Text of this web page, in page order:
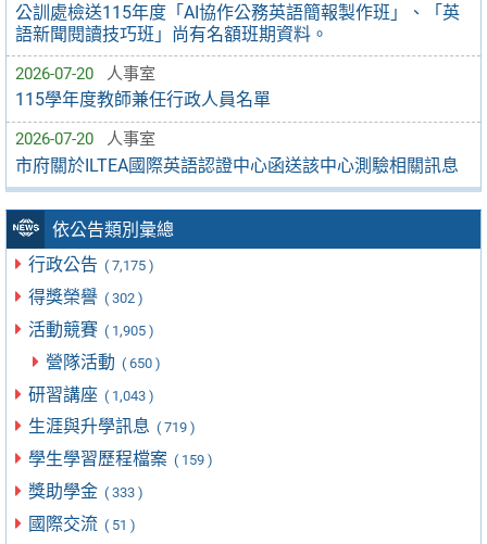
公訓處檢送115年度「AI協作公務英語簡報製作班」、「英
語新聞閱讀技巧班」尚有名額班期資料。
2026-07-20 人事室
115學年度教師兼任行政人員名單
2026-07-20 人事室
市府關於ILTEA國際英語認證中心函送該中心測驗相關訊息
依公告類別彙總
行政公告 ( 7,175 )
得獎榮譽 ( 302 )
活動競賽 ( 1,905 )
營隊活動 ( 650 )
研習講座 ( 1,043 )
生涯與升學訊息 ( 719 )
學生學習歷程檔案 ( 159 )
獎助學金 ( 333 )
國際交流 ( 51 )